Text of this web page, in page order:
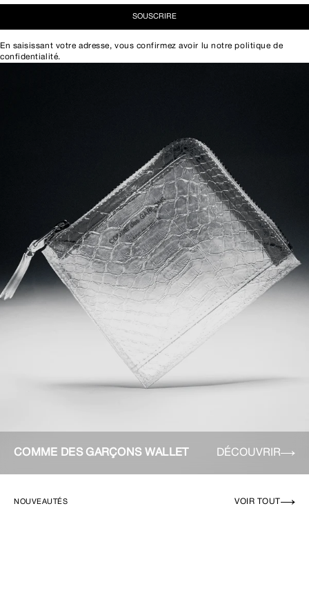
SOUSCRIRE
En saisissant votre adresse, vous confirmez avoir lu notrepolitique de
confidentialité.
COMME DES GARÇONS WALLET DÉCOUVRIR
NOUVEAUTÉS VOIR TOUT